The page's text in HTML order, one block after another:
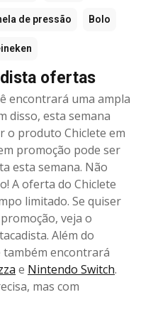
de pressão Bolo
ofertas
encontrará uma ampla
disso, esta semana
o produto Chiclete em
promoção pode ser
esta semana. Não
A oferta do Chiclete
limitado. Se quiser
veja o
Além do
também encontrará
e Nintendo Switch.
mas com